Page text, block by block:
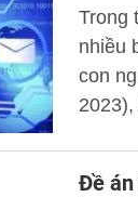
Trong
nhiều
con
Đề án